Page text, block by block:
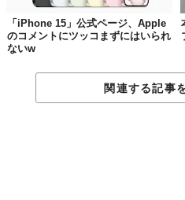
「iPhone 15」公式ページ、Apple
のコメントにツッコまずにはいられ
ないw
関連する記事